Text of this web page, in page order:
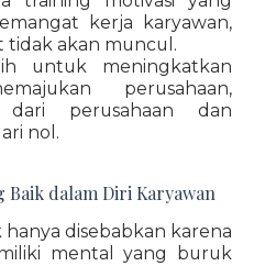
kerja karyawan,
tidak akan muncul.
untuk meningkatkan
perusahaan,
perusahaan dan
nol.
Baik dalam Diri Karyawan
disebabkan karena
mental yang buruk